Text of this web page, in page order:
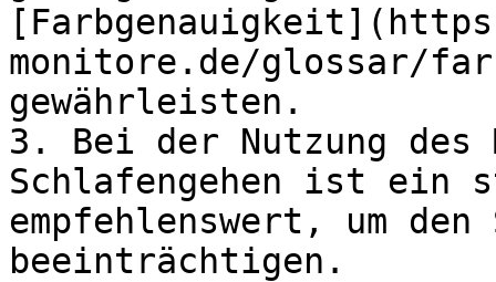
monitore.de/glossar/
gewährleisten.
3. Bei der Nutzung des
Schlafengehen ist
empfehlenswert, um
beeinträchtigen.